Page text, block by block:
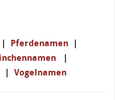
| Pferdenamen |
|
| Vogelnamen